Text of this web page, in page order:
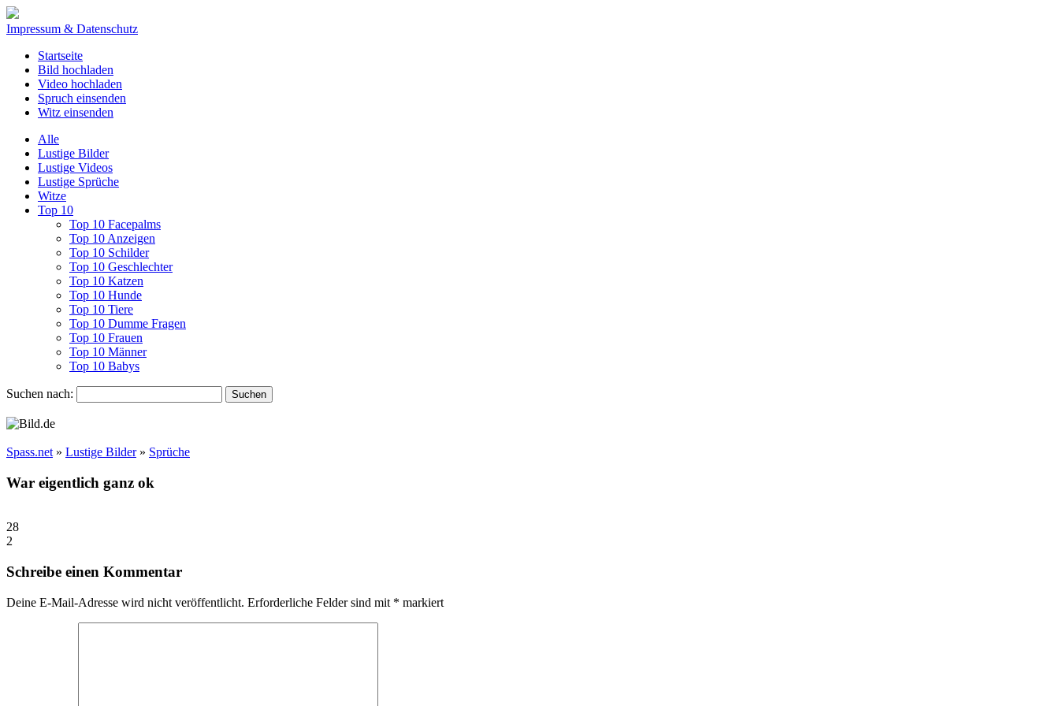
Impressum & Datenschutz
Startseite
Bild hochladen
Video hochladen
Spruch einsenden
Witz einsenden
Alle
Lustige Bilder
Lustige Videos
Lustige Sprüche
Witze
Top 10
Top 10 Facepalms
Top 10 Anzeigen
Top 10 Schilder
Top 10 Geschlechter
Top 10 Katzen
Top 10 Hunde
Top 10 Tiere
Top 10 Dumme Fragen
Top 10 Frauen
Top 10 Männer
Top 10 Babys
Suchen nach:
Spass.net » Lustige Bilder» Sprüche
War eigentlich ganz ok
28
2
Schreibe einen Kommentar
Deine E-Mail-Adresse wird nicht veröffentlicht. Erforderliche Felder sind mit * markiert